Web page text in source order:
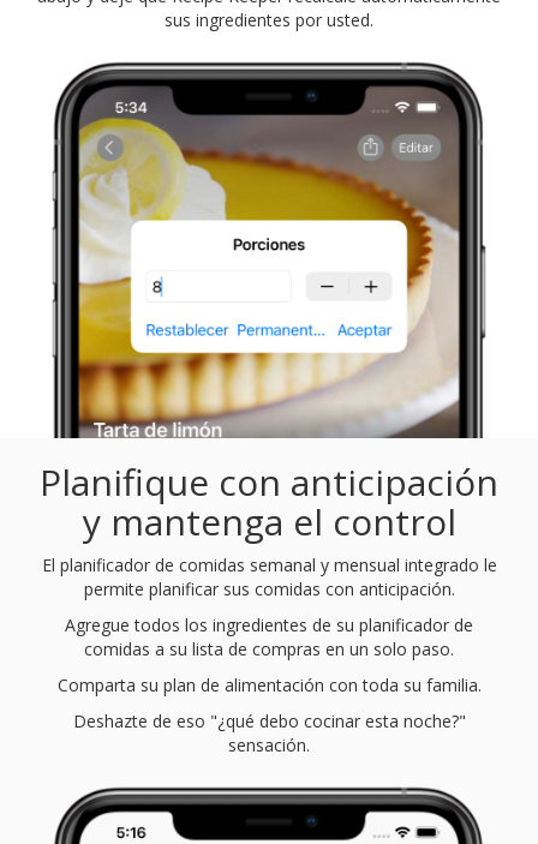
sus ingredientes por usted.
Planifique con anticipación
y mantenga el control
El planificador de comidas semanal y mensual integrado le
permite planificar sus comidas con anticipación.
Agregue todos los ingredientes de su planificador de
comidas a su lista de compras en un solo paso.
Comparta su plan de alimentación con toda su familia.
Deshazte de eso "¿qué debo cocinar esta noche?"
sensación.